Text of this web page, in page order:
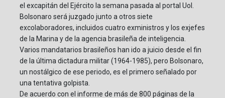
el excapitán del Ejército la semana pasada al portal Uol.
Bolsonaro será juzgado junto a otros siete
excolaboradores, incluidos cuatro exministros y los exjefes
de la Marina y de la agencia brasileña de inteligencia.
Varios mandatarios brasileños han ido a juicio desde el fin
de la última dictadura militar (1964-1985), pero Bolsonaro,
un nostálgico de ese periodo, es el primero señalado por
una tentativa golpista.
De acuerdo con el informe de más de 800 páginas de la